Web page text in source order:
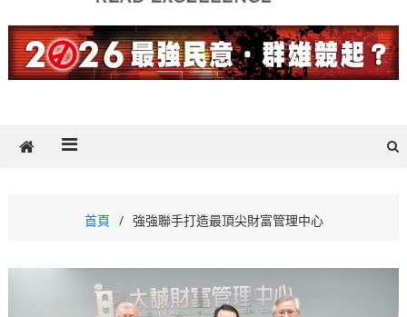
閱政治 Read Gov News
題，也要專業評論，閱政治與多元的政治評論家與專欄作家邀稿合作，
讓讀者有最多元和專業的選擇。
首頁 強強聯手打造最頂尖財富管理中心